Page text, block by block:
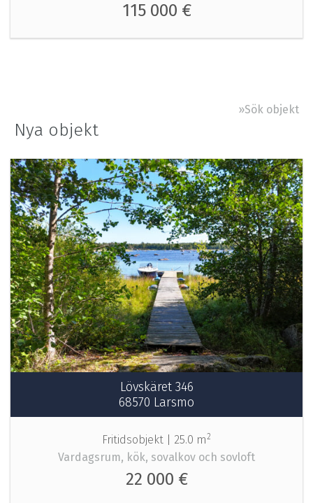
115 000 €
»Sök objekt
Nya objekt
Lövskäret 346
68570 Larsmo
Fritidsobjekt | 25.0 m2
Vardagsrum, kök, sovalkov och sovloft
22 000 €